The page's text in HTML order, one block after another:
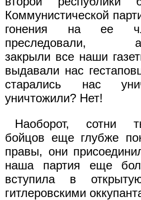
Коммунистической
гонения на ее
преследовали,
закрыли все наши
выдавали нас
старались нас
уничтожили? Нет!
Наоборот, сотни
бойцов еще глубже
правы, они
наша партия еще
вступила в
гитлеровскими